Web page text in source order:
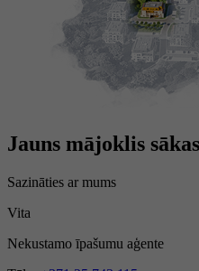
Jauns mājoklis
Sazināties ar mums
Vita
Nekustamo īpašumu aģente